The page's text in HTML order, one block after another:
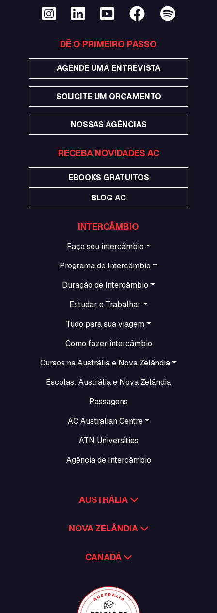
DÊ O PRIMEIRO PASSO
AGENDE UMA ENTREVISTA
SOLICITE UM ORÇAMENTO
NOSSAS AGÊNCIAS
RECEBA NOVIDADES AC
EBOOKS GRATUITOS
BLOG AC
INTERCÂMBIO
Faça seu intercâmbio
Programa de Intercâmbio
Duração de Intercâmbio
Estudar e Trabalhar
Tudo para sua viagem
Como fazer intercâmbio
Cursos na Austrália e Nova Zelândia
Escolas: Austrália e Nova Zelândia
Passagens
AC Australian Centre
ATN Universities
Agência de Intercâmbio
AUSTRÁLIA
NOVA ZELÂNDIA
CANADÁ